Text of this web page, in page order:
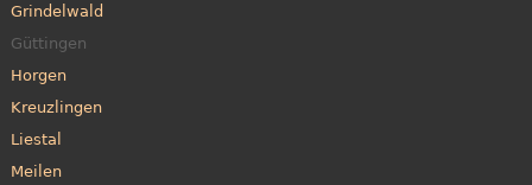
Grindelwald
Güttingen
Horgen
Kreuzlingen
Liestal
Meilen